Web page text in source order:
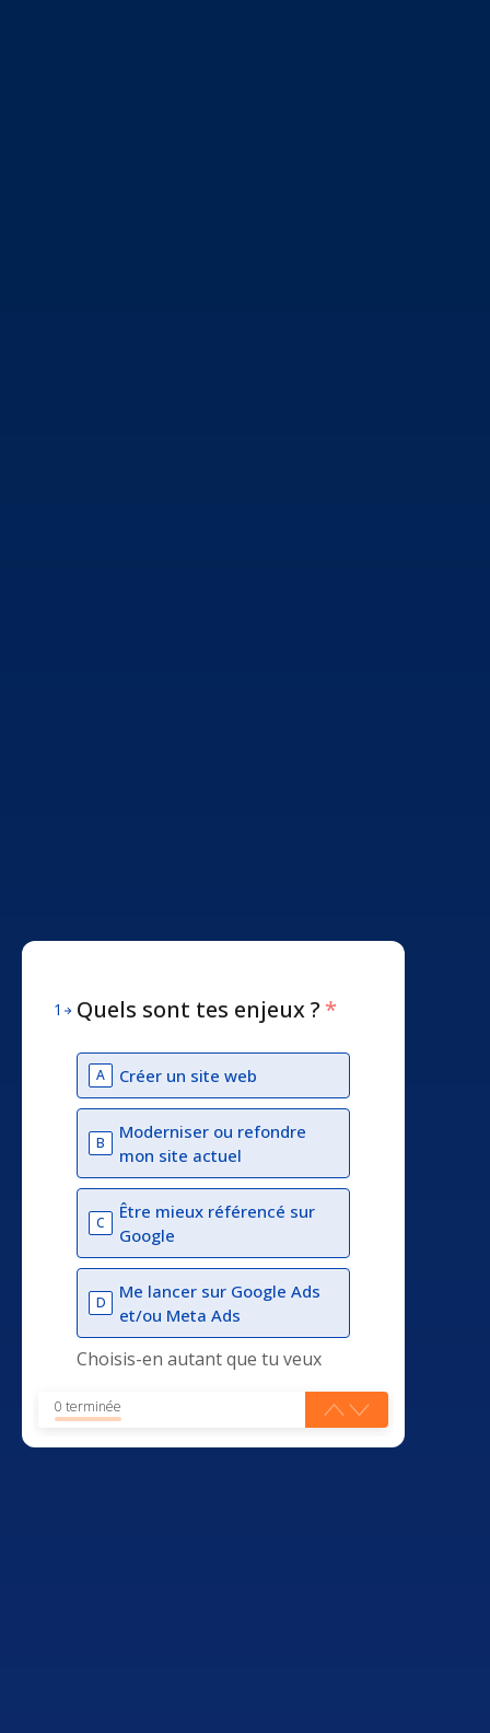
1 Quels sont tes enjeux ? *
A Créer un site web
B
Moderniser ou refondre
mon site actuel
C
Être mieux référencé sur
Google
D
Me lancer sur Google Ads
et/ou Meta Ads
Choisis-en autant que tu veux
0 terminée